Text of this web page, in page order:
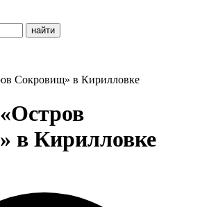
Сокровищ» в Кирилловке
в Кирилловке